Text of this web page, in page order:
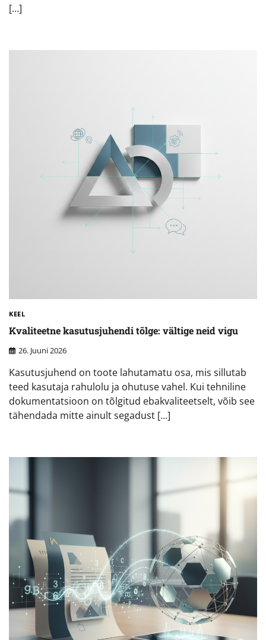
[…]
KEEL
Kvaliteetne kasutusjuhendi tõlge: vältige neid vigu
26. Juuni 2026
Kasutusjuhend on toote lahutamatu osa, mis sillutab
teed kasutaja rahulolu ja ohutuse vahel. Kui tehniline
dokumentatsioon on tõlgitud ebakvaliteetselt, võib see
tähendada mitte ainult segadust […]